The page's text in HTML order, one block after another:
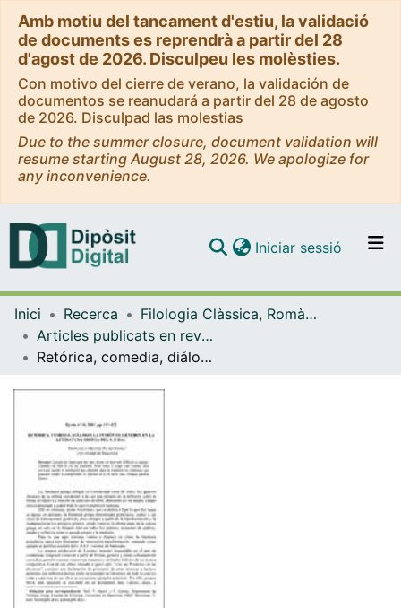
Amb motiu del tancament d'estiu, la validació
de documents es reprendrà a partir del 28
d'agost de 2026. Disculpeu les molèsties.
Con motivo del cierre de verano, la validación de
documentos se reanudará a partir del 28 de agosto
de 2026. Disculpad las molestias
Due to the summer closure, document validation will
resume starting August 28, 2026. We apologize for
any inconvenience.
Navega per tot el DD
Com publicar
Iniciar sessió (current)
Inici Recerca
Filologia Clàssica, Romànica i Semítica
Articles publicats en revistes (Filologia Clàssica, Romànica i Semítica)
Retórica, comedia, diálogo. La fusión de géneros en la literatura griega del s. II d.C.